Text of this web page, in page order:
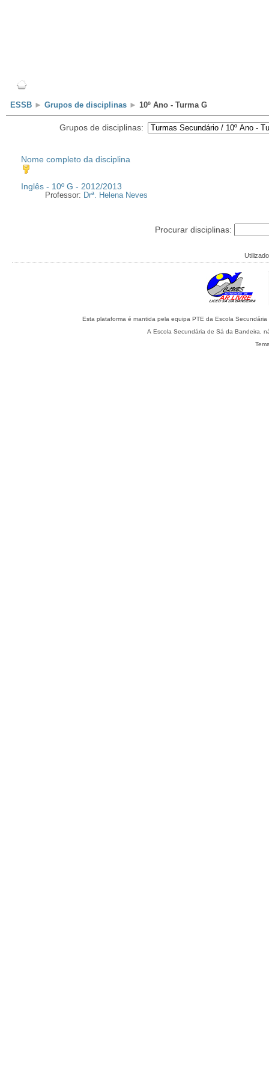
ESSB ► Grupos de disciplinas ► 10º Ano - Turma G
Grupos de disciplinas:
Nome completo da disciplina
Inglês - 10º G - 2012/2013
Professor: Drª. Helena Neves
Procurar disciplinas:
A Escola Secundária de Sá da Bandeira,